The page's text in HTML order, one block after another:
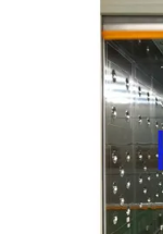
GIZLILIK
POLITIKASI